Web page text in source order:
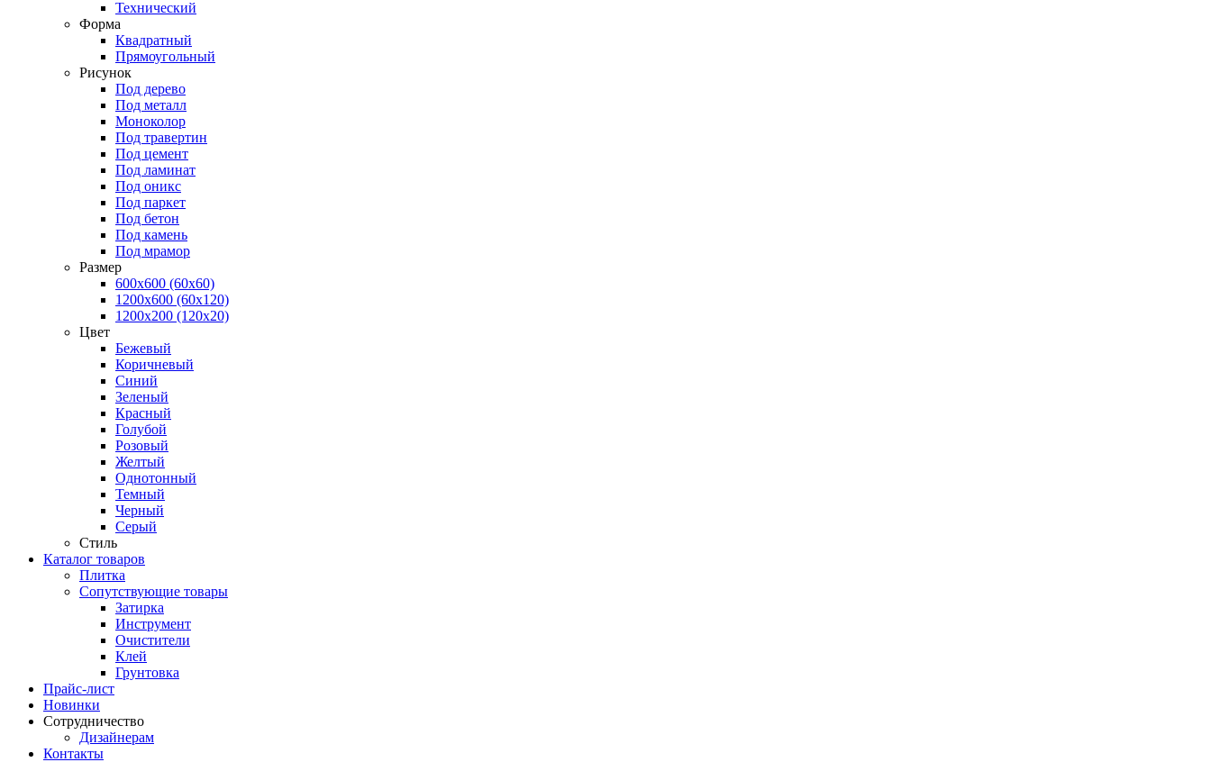
Технический
Форма
Квадратный
Прямоугольный
Рисунок
Под дерево
Под металл
Моноколор
Под травертин
Под цемент
Под ламинат
Под оникс
Под паркет
Под бетон
Под камень
Под мрамор
Размер
600х600 (60х60)
1200х600 (60х120)
1200х200 (120x20)
Цвет
Бежевый
Коричневый
Синий
Зеленый
Красный
Голубой
Розовый
Желтый
Однотонный
Темный
Черный
Серый
Стиль
Каталог товаров
Плитка
Сопутствующие товары
Затирка
Инструмент
Очистители
Клей
Грунтовка
Прайс-лист
Новинки
Сотрудничество
Дизайнерам
Контакты